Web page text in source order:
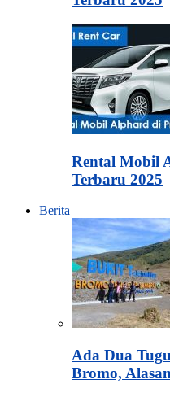
Rental Mobil
Terbaru 2025
Berita
Ada Dua
Bromo,